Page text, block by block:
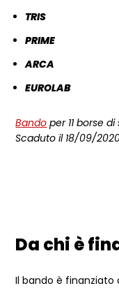
TRIS
PRIME
ARCA
EUROLAB
Bando per 11 borse
Scaduto il 18/09/
Da chi è
Il bando è finanziato